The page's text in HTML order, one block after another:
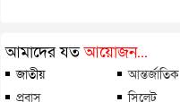
আমাদের যতআয়োজন...
জাতীয় আন্তর্জাতিক
প্রবাস
সিলেট